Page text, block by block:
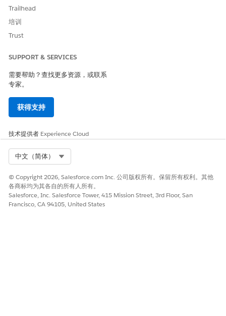
Trailhead
培训
Trust
SUPPORT & SERVICES
需要帮助？查找更多资源，或联系
专家。
获得支持
技术提供者 Experience Cloud
中文（简体）
© Copyright 2026, Salesforce.com Inc. 公司版权所有。保留所有权利。其他
各商标均为其各自的所有人所有。
Salesforce, Inc. Salesforce Tower, 415 Mission Street, 3rd Floor, San
Francisco, CA 94105, United States